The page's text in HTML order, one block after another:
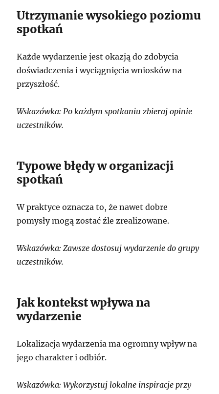
Utrzymanie wysokiego poziomu
spotkań
Każde wydarzenie jest okazją do zdobycia
doświadczenia i wyciągnięcia wniosków na
przyszłość.
Wskazówka: Po każdym spotkaniu zbieraj opinie
uczestników.
Typowe błędy w organizacji
spotkań
W praktyce oznacza to, że nawet dobre
pomysły mogą zostać źle zrealizowane.
Wskazówka: Zawsze dostosuj wydarzenie do grupy
uczestników.
Jak kontekst wpływa na
wydarzenie
Lokalizacja wydarzenia ma ogromny wpływ na
jego charakter i odbiór.
Wskazówka: Wykorzystuj lokalne inspiracje przy